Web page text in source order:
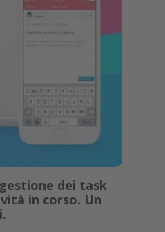
dei task
in corso. Un